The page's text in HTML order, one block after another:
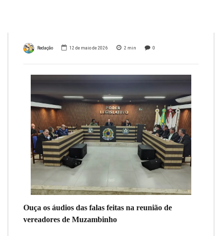
Redação 12 de maio de 2026 2 min 0
Ouça os áudios das falas feitas na reunião de
vereadores de Muzambinho